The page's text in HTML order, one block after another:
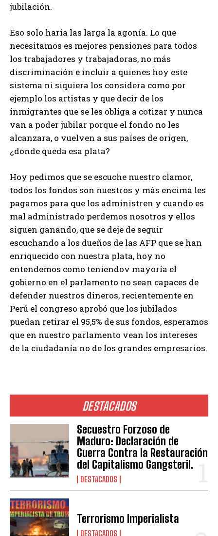
DESTACADOS
Secuestro Forzoso de
Maduro: Declaración de
Guerra Contra la Restauración
del Capitalismo Gangsteril.
DESTACADOS
Terrorismo Imperialista
DESTACADOS
jubilación.
Eso solo haría las larga la agonía. Lo que
necesitamos es mejores pensiones para todos
los trabajadores y trabajadoras, no más
discriminación e incluir a quienes hoy este
sistema ni siquiera los considera como por
ejemplo los artistas y que decir de los
inmigrantes que se les obliga a cotizar y nunca
van a poder jubilar porque el fondo no les
alcanzara, o vuelven a sus países de origen,
¿donde queda esa plata?
Hoy pedimos que se escuche nuestro clamor,
todos los fondos son nuestros y más encima les
pagamos para que los administren y cuando es
mal administrado perdemos nosotros y ellos
siguen ganando, que se deje de seguir
escuchando a los dueños de las AFP que se han
enriquecido con nuestra plata, hoy no
entendemos como teniendov mayoría el
gobierno en el parlamento no sean capaces de
defender nuestros dineros, recientemente en
Perú el congreso aprobó que los jubilados
puedan retirar el 95,5% de sus fondos, esperamos
que en nuestro parlamento vean los intereses
de la ciudadanía no de los grandes empresarios.